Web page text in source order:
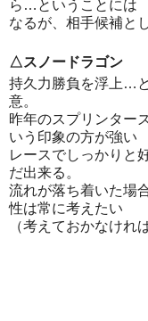
ら…ということには
なるが、相手候補と
△スノードラゴン
持久力勝負を浮上…
意。
昨年のスプリンター
いう印象の方が強い
レースでしっかりと
だ出来る。
流れが落ち着いた場
性は常に考えたい
（考えておかなけれ